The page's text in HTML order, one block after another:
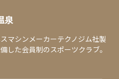
泉
マシンメーカーテクノジム社製
した会員制のスポーツクラブ。